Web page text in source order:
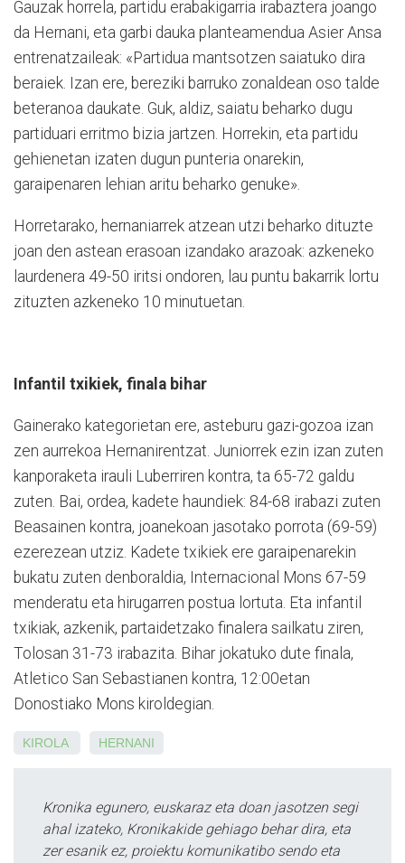
Gauzak horrela, partidu erabakigarria irabaztera joango
da Hernani, eta garbi dauka planteamendua Asier Ansa
entrenatzaileak: «Partidua mantsotzen saiatuko dira
beraiek. Izan ere, bereziki barruko zonaldean oso talde
beteranoa daukate. Guk, aldiz, saiatu beharko dugu
partiduari erritmo bizia jartzen. Horrekin, eta partidu
gehienetan izaten dugun punteria onarekin,
garaipenaren lehian aritu beharko genuke».
Horretarako, hernaniarrek atzean utzi beharko dituzte
joan den astean erasoan izandako arazoak: azkeneko
laurdenera 49-50 iritsi ondoren, lau puntu bakarrik lortu
zituzten azkeneko 10 minutuetan.
Infantil txikiek, finala bihar
Gainerako kategorietan ere, as­teburu gazi-gozoa izan
zen au­rrekoa Hernanirentzat. Juniorrek ezin izan zuten
kanporaketa irauli Luberriren kontra, ta 65-72 galdu
zuten. Bai, ordea, kadete haundiek: 84-68 irabazi zuten
Beasainen kontra, joanekoan jasotako porrota (69-59)
ezerezean utziz. Kadete txikiek ere garaipenarekin
bukatu zuten denboraldia, Internacional Mons 67-59
menderatu eta hirugarren postua lortuta. Eta infantil
txikiak, azkenik, partaidetzako finalera sailkatu ziren,
Tolosan 31-73 irabazita. Bihar jokatuko dute finala,
Atletico San Sebastianen kontra, 12:00etan
Donostiako Mons kiroldegian.
KIROLA HERNANI
Kronika egunero, euskaraz eta doan jasotzen segi
ahal izateko, Kronikakide gehiago behar dira, eta
zer esanik ez, proiektu komunikatibo sendo eta